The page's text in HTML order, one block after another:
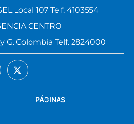
PÁGINAS
Local 107 Telf. 4103554
CENTRO
G. Colombia Telf. 2824000